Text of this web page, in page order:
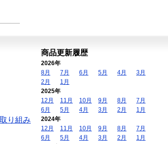
り組み
商品更新履歴
2026年
8月
7月 6月 5月 4月
3月
2月
1月
2025年
12月
11月 10月 9月 8月
7月
6月
5月 4月 3月 2月
1月
2024年
12月
11月 10月 9月 8月
7月
6月
5月 4月 3月 2月
1月